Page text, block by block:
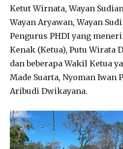
Ketut Wirnata, Wayan
Wayan Aryawan, Wayan
Pengurus PHDI yang
Kenak (Ketua), Putu Wirata
dan beberapa Wakil Ketua
Made Suarta, Nyoman Iwan
Aribudi Dwikayana.